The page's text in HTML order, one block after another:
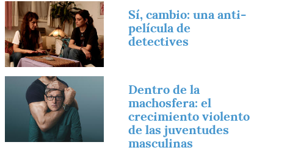
Imagen
Sí, cambio: una anti-
película de
detectives
Imagen
Dentro de la
machosfera: el
crecimiento violento
de las juventudes
masculinas